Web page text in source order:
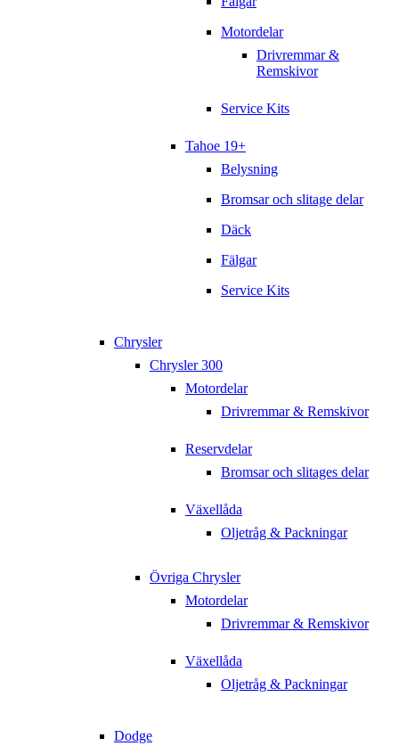
Motordelar
Drivremmar &
Remskivor
Service Kits
Tahoe 19+
Belysning
Bromsar och slitage delar
Däck
Fälgar
Service Kits
Chrysler
Chrysler 300
Motordelar
Drivremmar & Remskivor
Reservdelar
Bromsar och slitages delar
Växellåda
Oljetråg & Packningar
Övriga Chrysler
Motordelar
Drivremmar & Remskivor
Växellåda
Oljetråg & Packningar
Dodge